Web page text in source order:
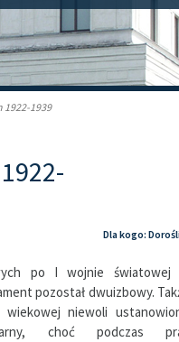
1922-1939
Dla kogo:
po I wojnie światowej
pozostał dwuizbowy.
niewoli
choć podczas